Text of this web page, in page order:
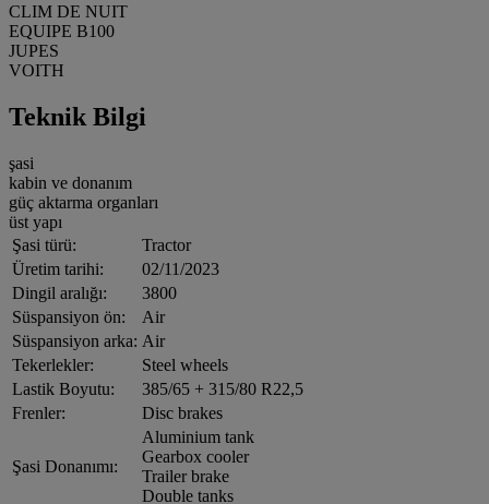
CLIM DE NUIT
EQUIPE B100
JUPES
VOITH
Teknik Bilgi
şasi
kabin ve donanım
güç aktarma organları
üst yapı
Şasi türü:
Tractor
Üretim tarihi:
02/11/2023
Dingil aralığı:
3800
Süspansiyon ön:
Air
Süspansiyon arka: Air
Tekerlekler:
Steel wheels
Lastik Boyutu:
385/65 + 315/80 R22,5
Frenler:
Disc brakes
Şasi Donanımı:
Aluminium tank
Gearbox cooler
Trailer brake
Double tanks